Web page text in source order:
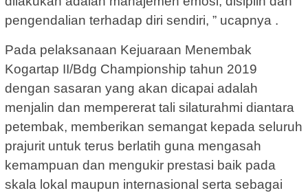
pengendalian terhadap diri sendiri, ” ucapnya .
Pada pelaksanaan Kejuaraan Menembak
Kogartap II/Bdg Championship tahun 2019
dengan sasaran yang akan dicapai adalah
menjalin dan mempererat tali silaturahmi diantara
petembak, memberikan semangat kepada seluruh
prajurit untuk terus berlatih guna mengasah
kemampuan dan mengukir prestasi baik pada
skala lokal maupun internasional serta sebagai